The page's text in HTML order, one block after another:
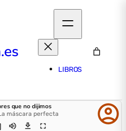
LIBROS
que no dijimos
máscara perfecta
volume_up download fullscreen account_circle